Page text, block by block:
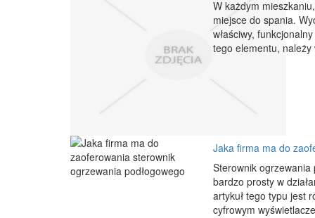
W każdym
miejsce do spania.
właściwy,
tego elementu,
Jaka firma ma do
Sterownik ogrzewania
bardzo prosty w
artykuł tego typu jest
cyfrowym